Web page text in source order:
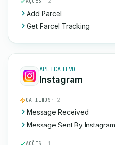
Add Parcel
Get Parcel Tracking
APLICATIVO
Instagram
GATILHOS · 2
Message Received
Message Sent By Instagram
AÇÕES · 1